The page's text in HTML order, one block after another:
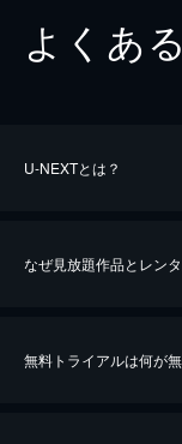
よくあ
U-NEXTとは？
なぜ見放題作品とレン
無料トライアルは何が